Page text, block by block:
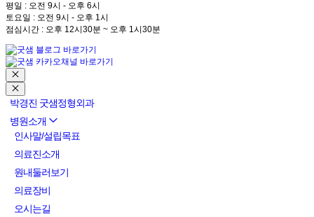
평일 : 오전 9시 - 오후 6시
토요일 : 오전 9시 - 오후 1시
점심시간 : 오후 12시30분 ~ 오후 1시30분
박경진 굿샘정형외과
병원소개
인사말/설립목표
의료진소개
원내둘러보기
의료장비
오시는길